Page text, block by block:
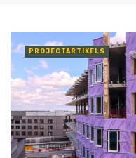
PROJECTARTIKELS